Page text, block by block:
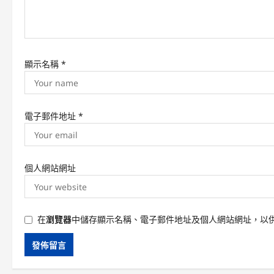
n
顯示名稱 *
電子郵件地址 *
個人網站網址
在瀏覽器中儲存顯示名稱、電子郵件地址及個人網站網址，以